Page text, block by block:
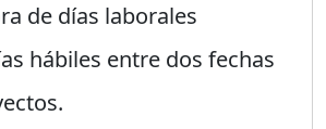
de días laborales
hábiles entre dos fechas